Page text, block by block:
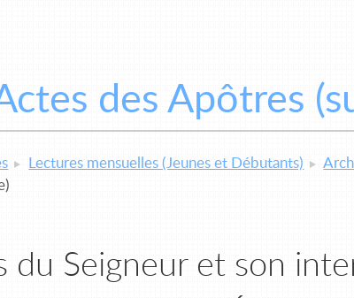
des Apôtres
Lectures mensuelles (Jeunes et Débutants)
du Seigneur et son